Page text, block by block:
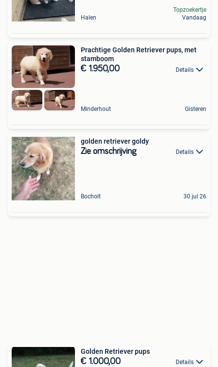
Halen
Topzoekertje
Vandaag
Prachtige Golden Retriever pups, met
stamboom
€ 1.950,00 Details
Minderhout Gisteren
golden retriever goldy
Zie omschrijving Details
Bocholt 30 jul 26
Golden Retriever pups
€ 1.000,00 Details